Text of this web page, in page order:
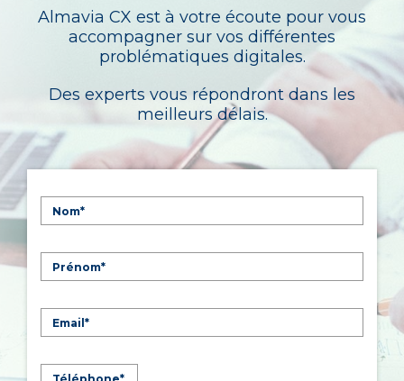
Almavia CX est à votre écoute pour vous
accompagner sur vos différentes
problématiques digitales.
Des experts vous répondront dans les
meilleurs délais.